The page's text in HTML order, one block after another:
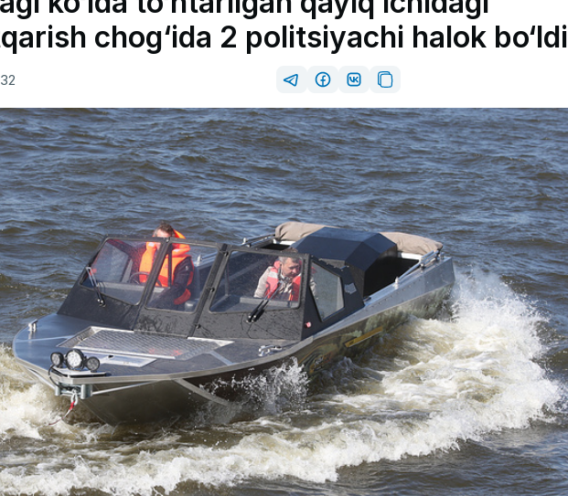
chog‘ida 2 politsiyachi halok bo‘ldi